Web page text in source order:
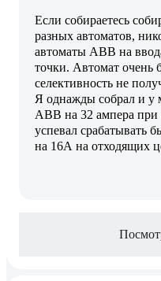
Если собираетесь
разных автоматов,
автоматы АВВ на
точки. Автомат очень
селективность не
Я однажды собрал и у
АВВ на 32 ампера при
успевал срабатывать
на 16А на отходящих